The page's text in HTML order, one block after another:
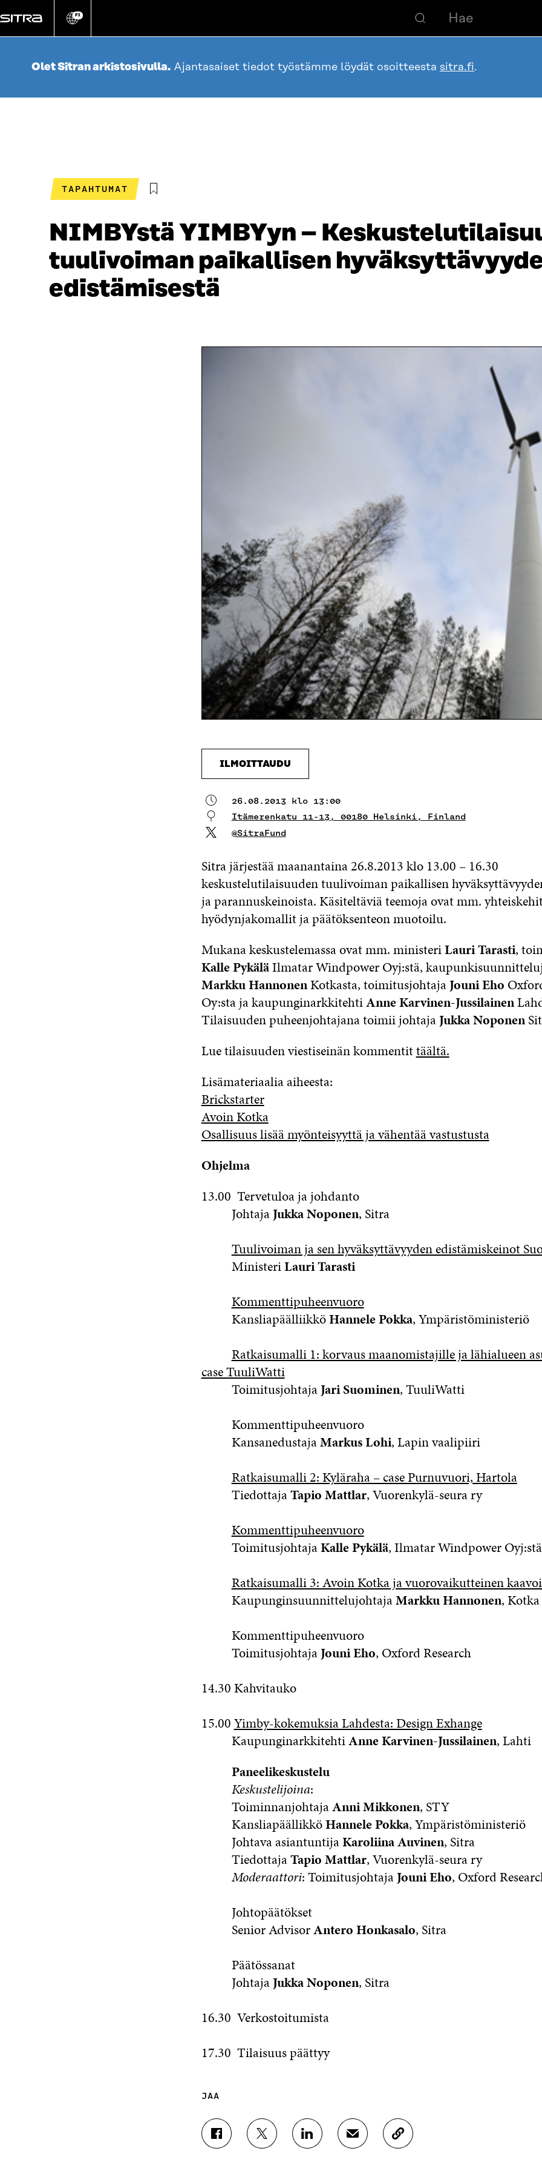
suoraan
Vaihda
kieli
FI
Olet Sitran arkistosivulla. Ajantasaiset tiedot työstämme löydät osoitteesta sitra.fi.
TAPAHTUMAT
NIMBYstä YIMBYyn –
tuulivoiman paikallisen
edistämisestä
ILMOITTAUDU
26.08.2013 klo 13:00
Itämerenkatu 11-13, 00180 Helsinki, Finland
@SitraFund
Sitra järjestää maanantaina 26.8.2013 klo 13.00 – 16.30
keskustelutilaisuuden tuulivoiman paikallisen
ja parannuskeinoista. Käsiteltäviä teemoja ovat mm.
hyödynjakomallit ja päätöksenteon muotoilu.
Mukana keskustelemassa ovat mm. ministeriLauri Tarasti,
Kalle PykäläIlmatar Windpower Oyj:stä,
Markku HannonenKotkasta, toimitusjohtajaJouni Eho
Oy:sta ja kaupunginarkkitehtiAnne Karvinen-Jussilainen
Tilaisuuden puheenjohtajana toimii johtajaJukka Noponen
Lue tilaisuuden viestiseinän kommentittäältä.
Lisämateriaalia aiheesta:
Brickstarter
Avoin Kotka
Osallisuus lisää myönteisyyttä ja vähentää vastustusta
Ohjelma
13.00 Tervetuloa ja johdanto
JohtajaJukka Noponen, Sitra
Tuulivoiman ja sen hyväksyttävyyden edistämiskeinot
MinisteriLauri Tarasti
Kommenttipuheenvuoro
KansliapäälliikköHannele Pokka, Ympäristöministeriö
Ratkaisumalli 1: korvaus maanomistajille ja lähialueen
case TuuliWatti
ToimitusjohtajaJari Suominen, TuuliWatti
Kommenttipuheenvuoro
KansanedustajaMarkus Lohi, Lapin vaalipiiri
Ratkaisumalli 2: Kyläraha – case Purnuvuori, Hartola
TiedottajaTapio Mattlar, Vuorenkylä-seura ry
Kommenttipuheenvuoro
ToimitusjohtajaKalle Pykälä, Ilmatar Windpower Oyj:stä
Ratkaisumalli 3: Avoin Kotka ja vuorovaikutteinen
KaupunginsuunnittelujohtajaMarkku Hannonen, Kotka
Kommenttipuheenvuoro
ToimitusjohtajaJouni Eho, Oxford Research
14.30 Kahvitauko
15.00Yimby-kokemuksia Lahdesta: Design Exhange
KaupunginarkkitehtiAnne Karvinen-Jussilainen, Lahti
Paneelikeskustelu
Keskustelijoina:
ToiminnanjohtajaAnni Mikkonen, STY
KansliapäällikköHannele Pokka, Ympäristöministeriö
Johtava asiantuntijaKaroliina Auvinen, Sitra
TiedottajaTapio Mattlar, Vuorenkylä-seura ry
Moderaattori: ToimitusjohtajaJouni Eho, Oxford
Johtopäätökset
Senior AdvisorAntero Honkasalo, Sitra
Päätössanat
JohtajaJukka Noponen, Sitra
16.30 Verkostoitumista
17.30 Tilaisuus päättyy
JAA
J
A
J
A
J
A
J
A
K
O